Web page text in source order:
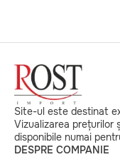
Site-ul este destinat
Vizualizarea prețurilor
disponibile numai
DESPRE COMPANIE